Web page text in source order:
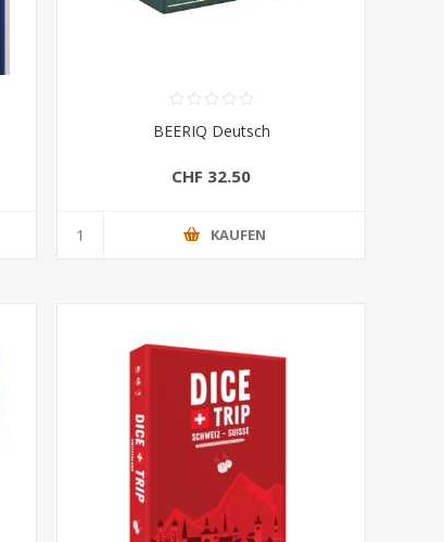
BEERIQ Deutsch
CHF 32.50
KAUFEN